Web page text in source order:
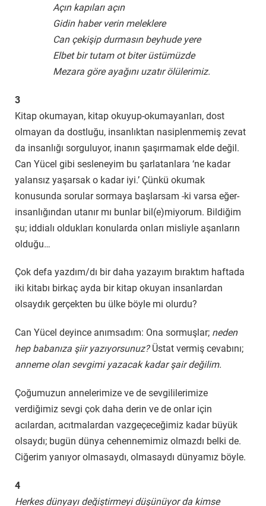
Açın kapıları açın
Gidin haber verin meleklere
Can çekişip durmasın beyhude yere
Elbet bir tutam ot biter üstümüzde
Mezara göre ayağını uzatır ölülerimiz.
3
Kitap okumayan, kitap okuyup-okumayanları, dost
olmayan da dostluğu, insanlıktan nasiplenmemiş zevat
da insanlığı sorguluyor, inanın şaşırmamak elde değil.
Can Yücel gibi sesleneyim bu şarlatanlara ‘ne kadar
yalansız yaşarsak o kadar iyi.’ Çünkü okumak
konusunda sorular sormaya başlarsam -ki varsa eğer-
insanlığından utanır mı bunlar bil(e)miyorum. Bildiğim
şu; iddialı oldukları konularda onları misliyle aşanların
olduğu…
Çok defa yazdım/dı bir daha yazayım bıraktım haftada
iki kitabı birkaç ayda bir kitap okuyan insanlardan
olsaydık gerçekten bu ülke böyle mi olurdu?
Can Yücel deyince anımsadım: Ona sormuşlar; neden
hep babanıza şiir yazıyorsunuz? Üstat vermiş cevabını;
anneme olan sevgimi yazacak kadar şair değilim.
Çoğumuzun annelerimize ve de sevgililerimize
verdiğimiz sevgi çok daha derin ve de onlar için
acılardan, acıtmalardan vazgeçeceğimiz kadar büyük
olsaydı; bugün dünya cehennemimiz olmazdı belki de.
Ciğerim yanıyor olmasaydı, olmasaydı dünyamız böyle.
4
Herkes dünyayı değiştirmeyi düşünüyor da kimse